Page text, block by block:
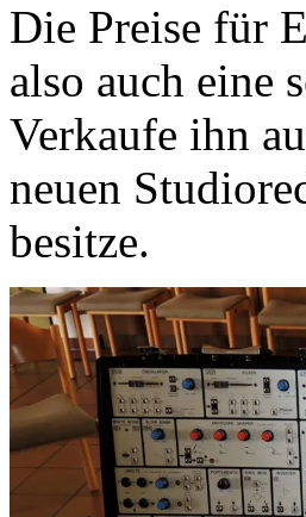
Die Preise für
also auch eine
Verkaufe ihn
neuen
besitze.